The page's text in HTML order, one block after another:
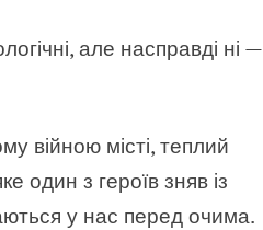
але насправді ні —
війною місті, теплий
один з героїв зняв із
у нас перед очима.